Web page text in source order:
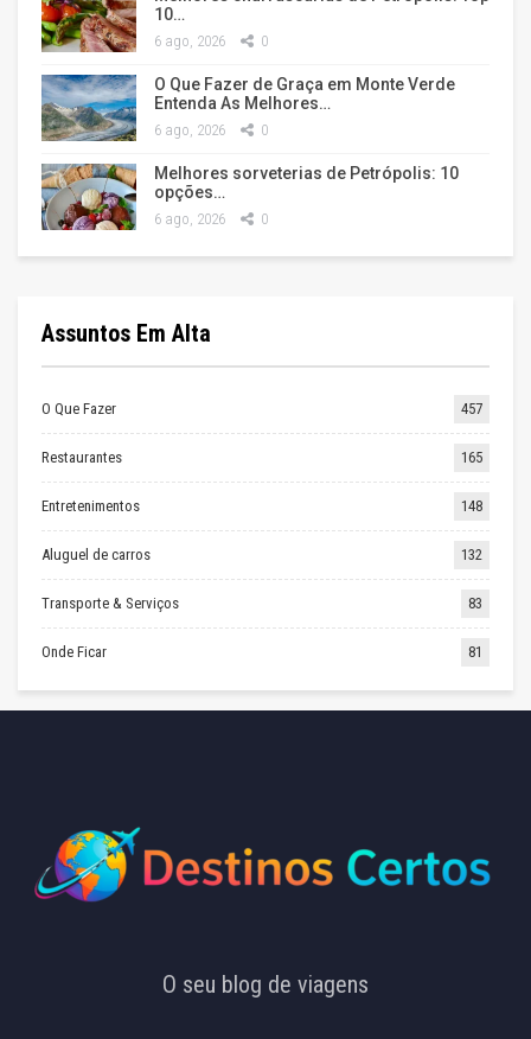
10…
6 ago, 2026 0
O Que Fazer de Graça em Monte Verde
Entenda As Melhores…
6 ago, 2026 0
Melhores sorveterias de Petrópolis: 10
opções…
6 ago, 2026 0
Assuntos Em Alta
O Que Fazer 457
Restaurantes 165
Entretenimentos 148
Aluguel de carros 132
Transporte & Serviços 83
Onde Ficar 81
O seu blog de viagens